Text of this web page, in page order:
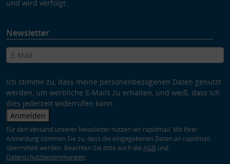
und wird verfolgt.
Newsletter
Ich stimme zu, dass meine personenbezogenen Daten genutzt
werden, um werbliche E-Mails zu erhalten, und weiß, dass ich
dies jederzeit widerrufen kann.
Anmelden
Für den Versand unserer Newsletter nutzen wir rapidmail. Mit Ihrer
Anmeldung stimmen Sie zu, dass die eingegebenen Daten an rapidmail
übermittelt werden. Beachten Sie bitte auch die AGB und
Datenschutzbestimmungen.